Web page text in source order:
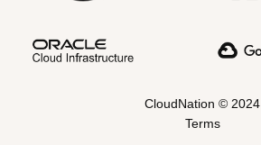
CloudNation © 2024
Terms